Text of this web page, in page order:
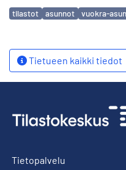
Avainsanat
tilastot asunnot vuokra-
Tietueen kaikki tiedot
Tietopalvelu